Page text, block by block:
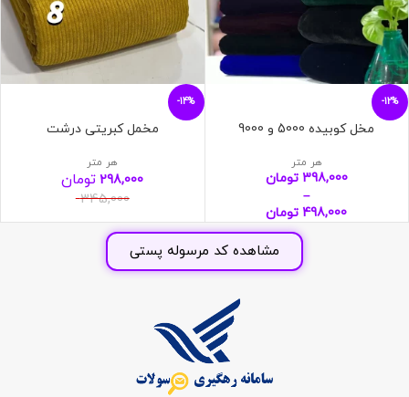
-12%
مخل کوبیده 5000 و 9000
498,000 تومان
–
398,000 تومان
هر متر
-14%
مخمل کبریتی درشت
345,000
298,000 تومان
هر متر
مشاهده کد مرسوله پستی